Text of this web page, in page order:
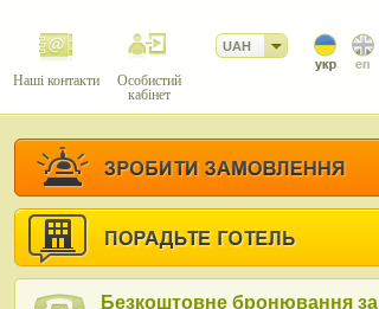
Наші контакти
Особистий
кабінет
UAH
Безкоштовне бронювання за